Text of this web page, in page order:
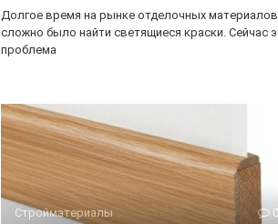
Долгое время на рынке отделочных материалов
сложно было найти светящиеся краски. Сейчас
проблема
Стройматериалы 0